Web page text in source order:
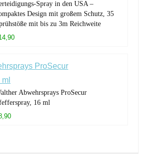
Spray in den USA –
Design mit großem Schutz, 35
mit bis zu 3m Reichweite
Abwehrsprays ProSecur
16 ml